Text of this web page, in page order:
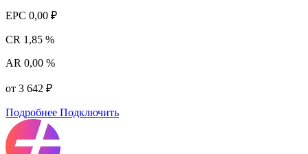
EPC 0,00 ₽
CR 1,85 %
AR 0,00 %
от 3 642 ₽
Подробнее Подключить